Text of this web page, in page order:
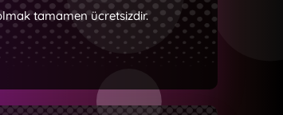
tamamen ücretsizdir.